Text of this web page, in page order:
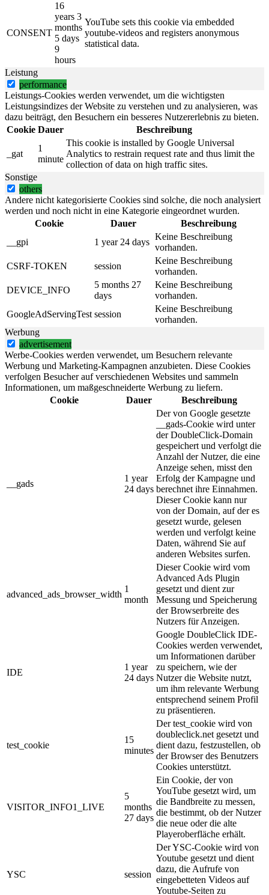
CONSENT
16
years 3
months
5 days
9
hours
YouTube sets this cookie via embedded
youtube-videos and registers anonymous
statistical data.
Leistung
performance
Leistungs-Cookies werden verwendet, um die wichtigsten
Leistungsindizes der Website zu verstehen und zu analysieren, was
dazu beiträgt, den Besuchern ein besseres Nutzererlebnis zu bieten.
Cookie Dauer Beschreibung
_gat
1
minute
This cookie is installed by Google Universal
Analytics to restrain request rate and thus limit the
collection of data on high traffic sites.
Sonstige
others
Andere nicht kategorisierte Cookies sind solche, die noch analysiert
werden und noch nicht in eine Kategorie eingeordnet wurden.
Cookie
Dauer
Beschreibung
__gpi
1 year 24 days
Keine Beschreibung
vorhanden.
CSRF-TOKEN
session
Keine Beschreibung
vorhanden.
DEVICE_INFO
5 months 27
days
Keine Beschreibung
vorhanden.
GoogleAdServingTest session
Keine Beschreibung
vorhanden.
Werbung
advertisement
Werbe-Cookies werden verwendet, um Besuchern relevante
Werbung und Marketing-Kampagnen anzubieten. Diese Cookies
verfolgen Besucher auf verschiedenen Websites und sammeln
Informationen, um maßgeschneiderte Werbung zu liefern.
Cookie
Dauer Beschreibung
__gads
1 year
24 days
Der von Google gesetzte
__gads-Cookie wird unter
der DoubleClick-Domain
gespeichert und verfolgt die
Anzahl der Nutzer, die eine
Anzeige sehen, misst den
Erfolg der Kampagne und
berechnet ihre Einnahmen.
Dieser Cookie kann nur
von der Domain, auf der es
gesetzt wurde, gelesen
werden und verfolgt keine
Daten, während Sie auf
anderen Websites surfen.
advanced_ads_browser_width
1
month
Dieser Cookie wird vom
Advanced Ads Plugin
gesetzt und dient zur
Messung und Speicherung
der Browserbreite des
Nutzers für Anzeigen.
IDE
1 year
24 days
Google DoubleClick IDE-
Cookies werden verwendet,
um Informationen darüber
zu speichern, wie der
Nutzer die Website nutzt,
um ihm relevante Werbung
entsprechend seinem Profil
zu präsentieren.
test_cookie
15
minutes
Der test_cookie wird von
doubleclick.net gesetzt und
dient dazu, festzustellen, ob
der Browser des Benutzers
Cookies unterstützt.
VISITOR_INFO1_LIVE
5
months
27 days
Ein Cookie, der von
YouTube gesetzt wird, um
die Bandbreite zu messen,
die bestimmt, ob der Nutzer
die neue oder die alte
Playeroberfläche erhält.
YSC session
Der YSC-Cookie wird von
Youtube gesetzt und dient
dazu, die Aufrufe von
eingebetteten Videos auf
Youtube-Seiten zu